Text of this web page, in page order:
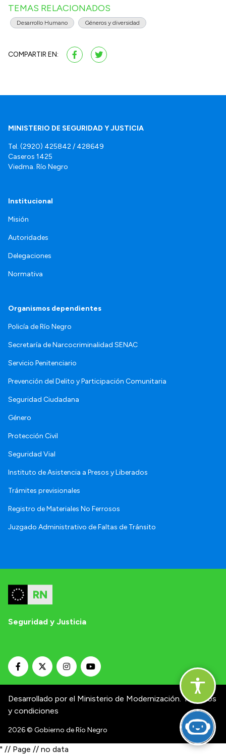
TEMAS RELACIONADOS
Desarrollo Humano Géneros y diversidad
COMPARTIR EN:
MINISTERIO DE SEGURIDAD Y JUSTICIA
Tel. (2920) 425842 / 428649
Caseros 1425
Viedma. Río Negro
Institucional
Misión
Autoridades
Delegaciones
Normativa
Organismos dependientes
Policía de Río Negro
Secretaría de Narcocriminalidad SENAC
Servicio Penitenciario
Prevención del Delito y Participación Comunitaria
Seguridad Ciudadana
Género
Protección Civil
Seguridad Vial
Instituto de Asistencia a Presos y Liberados
Trámites previsionales
Registro de Materiales No Ferrosos
Juzgado Administrativo de Faltas de Tránsito
Seguridad y Justicia
Desarrollado por el Ministerio de Modernización. Términos
y condiciones
2026© Gobierno de Río Negro
" // Page // no data